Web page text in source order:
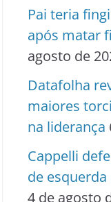
Pai teria
após matar
agosto de
Datafolha
maiores
na liderança
Cappelli
de
4 de agosto